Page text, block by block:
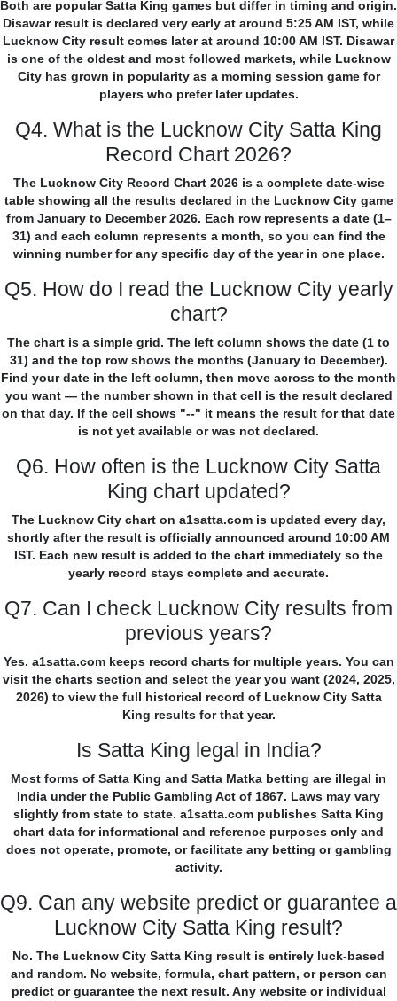
Both are popular Satta King games but differ in timing and origin.
Disawar result is declared very early at around 5:25 AM IST, while
Lucknow City result comes later at around 10:00 AM IST. Disawar
is one of the oldest and most followed markets, while Lucknow
City has grown in popularity as a morning session game for
players who prefer later updates.
Q4. What is the Lucknow City Satta King
Record Chart 2026?
The Lucknow City Record Chart 2026 is a complete date-wise
table showing all the results declared in the Lucknow City game
from January to December 2026. Each row represents a date (1–
31) and each column represents a month, so you can find the
winning number for any specific day of the year in one place.
Q5. How do I read the Lucknow City yearly
chart?
The chart is a simple grid. The left column shows the date (1 to
31) and the top row shows the months (January to December).
Find your date in the left column, then move across to the month
you want — the number shown in that cell is the result declared
on that day. If the cell shows "--" it means the result for that date
is not yet available or was not declared.
Q6. How often is the Lucknow City Satta
King chart updated?
The Lucknow City chart on a1satta.com is updated every day,
shortly after the result is officially announced around 10:00 AM
IST. Each new result is added to the chart immediately so the
yearly record stays complete and accurate.
Q7. Can I check Lucknow City results from
previous years?
Yes. a1satta.com keeps record charts for multiple years. You can
visit the charts section and select the year you want (2024, 2025,
2026) to view the full historical record of Lucknow City Satta
King results for that year.
Is Satta King legal in India?
Most forms of Satta King and Satta Matka betting are illegal in
India under the Public Gambling Act of 1867. Laws may vary
slightly from state to state. a1satta.com publishes Satta King
chart data for informational and reference purposes only and
does not operate, promote, or facilitate any betting or gambling
activity.
Q9. Can any website predict or guarantee a
Lucknow City Satta King result?
No. The Lucknow City Satta King result is entirely luck-based
and random. No website, formula, chart pattern, or person can
predict or guarantee the next result. Any website or individual